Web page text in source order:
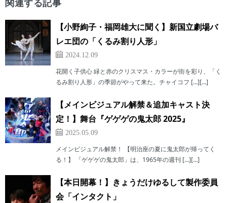
関連する記事
【小野絢子・福岡雄大に聞く】新国立劇場バ
レエ団の「くるみ割り人形」
2024.12.09
花開く子供心 緑と赤のクリスマス・カラーが街を彩り、「く
るみ割り人形」の季節がやって来た。チャイコフ […][…]
【メインビジュアル解禁＆追加キャスト決
定！】舞台『ゲゲゲの鬼太郎 2025』
2025.05.09
メインビジュアル解禁！ 【明治座の夏に鬼太郎が帰ってく
る！】 「ゲゲゲの鬼太郎」は、1965年の週刊 […][…]
【本日開幕！】きょうだけゆるして製作委員
会「インタクト」